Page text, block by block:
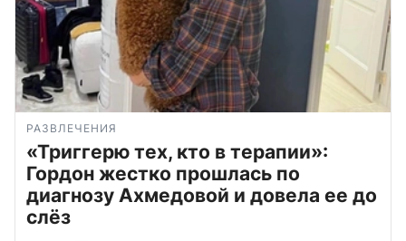
РАЗВЛЕЧЕНИЯ
«Триггерю тех, кто в терапии»:
Гордон жестко прошлась по
диагнозу Ахмедовой и довела ее до
слёз